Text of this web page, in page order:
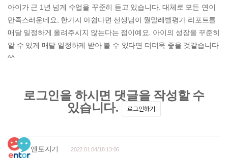
아이가 근 1년 넘게 수업을 꾸준히 듣고 있습니다. 대체로 모든 면이
만족스러운데요, 한가지 아쉽다면 선생님이 월말레벨평가 리포트를
매달 일정하게 올려주시지 않는다는 점이예요. 아이의 성장을 꾸준히
알 수 있게 매달 일정하게 받아 볼 수 있다면 더더욱 좋을 것같습니다
^^